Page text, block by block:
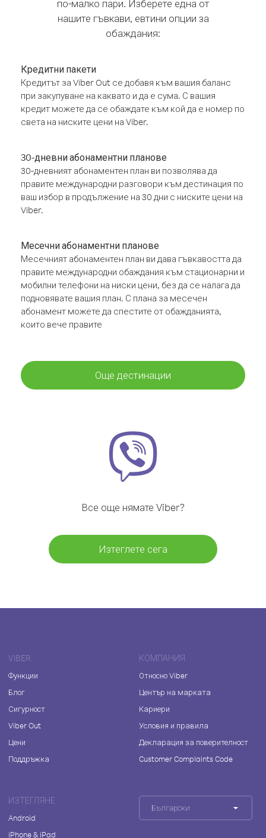
по-малко пари. Изберете една от
нашите гъвкави, евтини опции за
обаждания:
Кредитни пакети
Кредитът за Viber Out се добавя към вашия баланс
при закупуване на каквато и да е сума. С вашия
кредит можете да се обаждате към кой да е номер по
света на ниските цени на Viber.
30-дневни абонаментни планове
30-дневният абонаментен план ви позволява да
правите международни разговори към дестинация по
ваш избор в продължение на 30 дни с ниските цени на
Viber.
Месечни абонаментни планове
Месечният абонаментен план ви дава гъвкавостта да
правите международни обаждания към стационарни и
мобилни телефони на ниски цени, без да се налага да
подновявате вашия план. С плана за месечен
абонамент можете да спестите от обажданията,
които вече правите
Още дестинации
Все още нямате Viber?
Изтеглете сега
VIBER
Функции
Блог
Сигурност
Viber Out
Цени
Поддръжка
КОМПАНИЯ
Относно Viber
Център на марката
Кариери
Условия и правила
Декларация за поверителност
Customer Complaints Code
ИЗТЕГЛЯНЕ
Android
iPhone & iPad
Български